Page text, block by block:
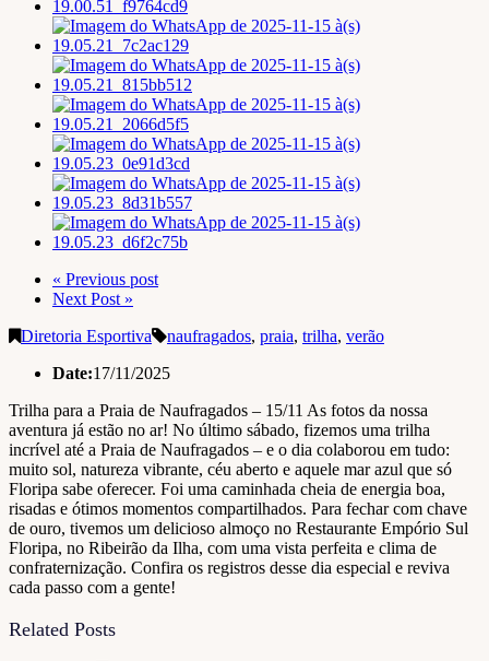
« Previous post
Next Post »
Diretoria Esportiva
naufragados, praia, trilha, verão
Date:17/11/2025
Trilha para a Praia de Naufragados – 15/11 As fotos da nossa
aventura já estão no ar! No último sábado, fizemos uma trilha
incrível até a Praia de Naufragados – e o dia colaborou em tudo:
muito sol, natureza vibrante, céu aberto e aquele mar azul que só
Floripa sabe oferecer. Foi uma caminhada cheia de energia boa,
risadas e ótimos momentos compartilhados. Para fechar com chave
de ouro, tivemos um delicioso almoço no Restaurante Empório Sul
Floripa, no Ribeirão da Ilha, com uma vista perfeita e clima de
confraternização. Confira os registros desse dia especial e reviva
cada passo com a gente!
Related Posts